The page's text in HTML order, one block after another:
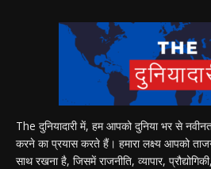
The दुनियादारी में, हम आपको दुनिया भर से
करने का प्रयास करते हैं। हमारा लक्ष्य आपको
साथ रखना है, जिसमें राजनीति, व्यापार,